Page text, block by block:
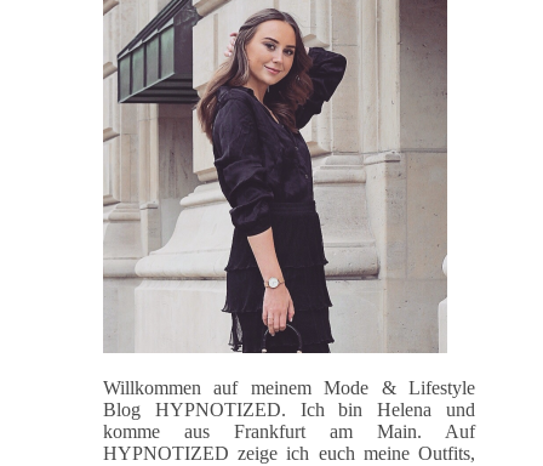
Willkommen auf meinem Mode & Lifestyle
Blog HYPNOTIZED. Ich bin Helena und
komme aus Frankfurt am Main. Auf
HYPNOTIZED zeige ich euch meine Outfits,